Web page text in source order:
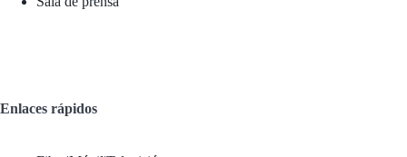
Enlaces rápidos